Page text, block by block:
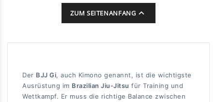
ZUM SEITENANFANG 
Der BJJ Gi, auch Kimono genannt, ist die wichtigste
Ausrüstung im Brazilian Jiu-Jitsu für Training und
Wettkampf. Er muss die richtige Balance zwischen